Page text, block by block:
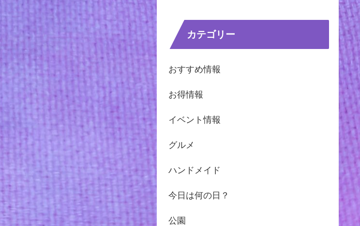
カテゴリー
おすすめ情報
お得情報
イベント情報
グルメ
ハンドメイド
今日は何の日？
公園